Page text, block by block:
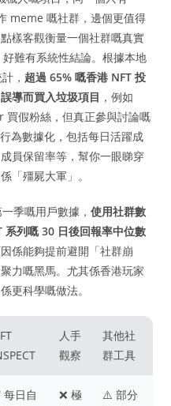
meme 嘅社群，邊個更值得
樣客觀衡量一個社群嘅真實
難有系統性結論。根據本地
， 超過 65% 嘅香港 NFT 投
導而買入垃圾項目 ，例如
假粉絲，但真正參與討論嘅
為數據化，包括每日活躍成
員保留率等，幫你一眼睇穿
「殭屍大軍」。
季嘅用戶數據，使用社群數
系列嘅 30 日後回報率中位數
因係能夠提前避開「社群崩
力嘅黑馬。尤其係香港玩家
更科學嘅做法。
人手
觀察
其他社
群工具
每日自
❌ 極
⚠️ 部分